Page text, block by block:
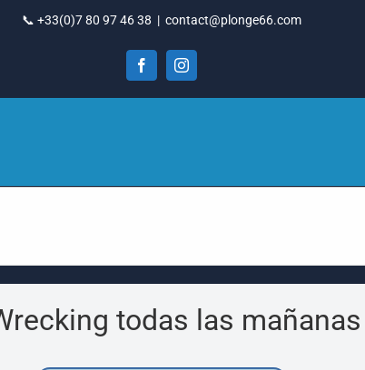
📞 +33(0)7 80 97 46 38 | contact@plonge66.com
FacebookInstagram
todas las